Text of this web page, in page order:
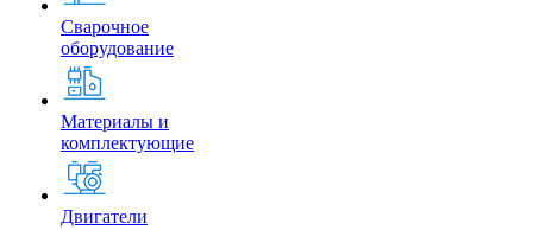
Сварочное
оборудование
Материалы и
комплектующие
Двигатели